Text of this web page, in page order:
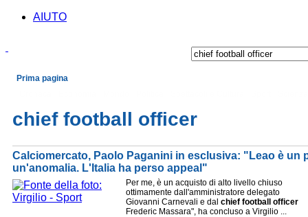
AIUTO
Prima pagina
chief football officer
Calciomercato, Paolo Paganini in esclusiva: "Leao è un
un'anomalia. L'Italia ha perso appeal"
Per me, è un acquisto di alto livello chiuso
ottimamente dall'amministratore delegato
Giovanni Carnevali e dal chief football
officer
Frederic Massara", ha concluso a Virgilio ...